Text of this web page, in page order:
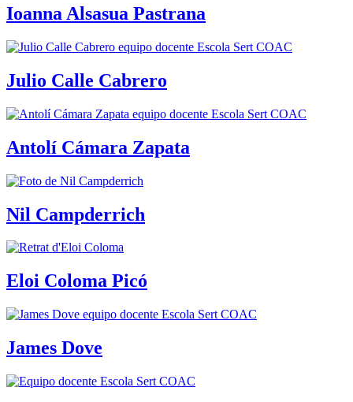
Ioanna Alsasua Pastrana
Julio Calle Cabrero
Antolí Cámara Zapata
Nil Campderrich
Eloi Coloma Picó
James Dove